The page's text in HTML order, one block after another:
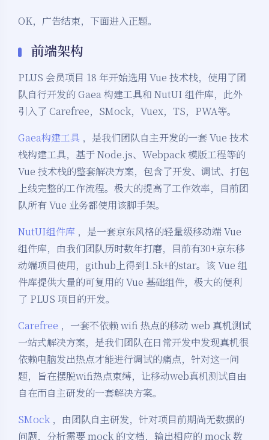
OK，广告结束，下面进入正题。
前端架构
PLUS 会员项目 18 年开始选用 Vue 技术栈，使用了团
队自行开发的 Gaea 构建工具和 NutUI 组件库，此外
引入了 Carefree，SMock，Vuex，TS，PWA等。
Gaea构建工具 ，是我们团队自主开发的一套 Vue 技术
栈构建工具，基于 Node.js、Webpack 模版工程等的
Vue 技术栈的整套解决方案，包含了开发、调试、打包
上线完整的工作流程。极大的提高了工作效率，目前团
队所有 Vue 业务都使用该脚手架。
NutUI组件库 ，是一套京东风格的轻量级移动端 Vue
组件库，由我们团队历时数年打磨，目前有30+京东移
动端项目使用，github上得到1.5k+的star。该 Vue 组
件库提供大量的可复用的 Vue 基础组件，极大的便利
了 PLUS 项目的开发。
Carefree ，一套不依赖 wifi 热点的移动 web 真机测试
一站式解决方案，是我们团队在日常开发中发现真机很
依赖电脑发出热点才能进行调试的痛点，针对这一问
题，旨在摆脱wifi热点束缚，让移动web真机测试自由
自在而自主研发的一套解决方案。
SMock ，由团队自主研发，针对项目前期尚无数据的
问题，分析需要 mock 的文档，输出相应的 mock 数